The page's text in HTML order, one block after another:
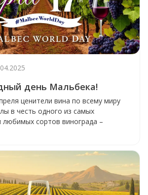
день Мальбека!
ценители вина по всему миру
в честь одного из самых
любимых сортов винограда –